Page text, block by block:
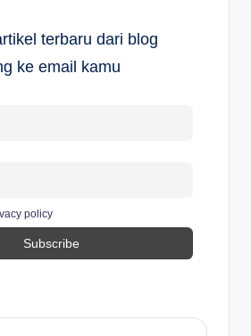
terbaru dari blog
ke email kamu
policy